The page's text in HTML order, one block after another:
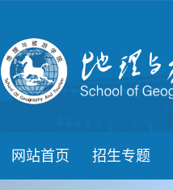
网站首页 招生专题